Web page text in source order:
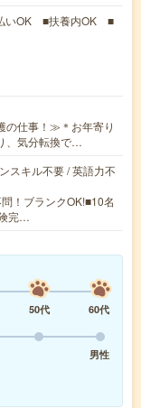
いOK ■扶養内OK ■
の仕事！≫＊お年寄り
、気分転換で…
スキル不要 / 英語力不
！ブランクOK!■10名
完…
50代
60代
男性